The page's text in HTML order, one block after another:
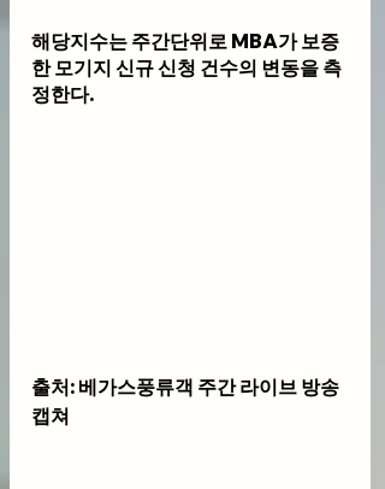
해당지수는 주간단위로 MBA가 보증
한 모기지 신규 신청 건수의 변동을 측
정한다.
출처: 베가스풍류객 주간 라이브 방송
캡쳐